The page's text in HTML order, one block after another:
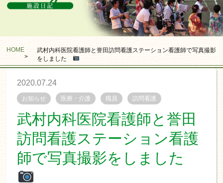
HOME
>
武村内科医院看護師と誉田訪問看護ステーション看護師で写真撮影
をしました
2020.07.24
お知らせ 医療・介護 職員 訪問看護
武村内科医院看護師と誉田
訪問看護ステーション看護
師で写真撮影をしました